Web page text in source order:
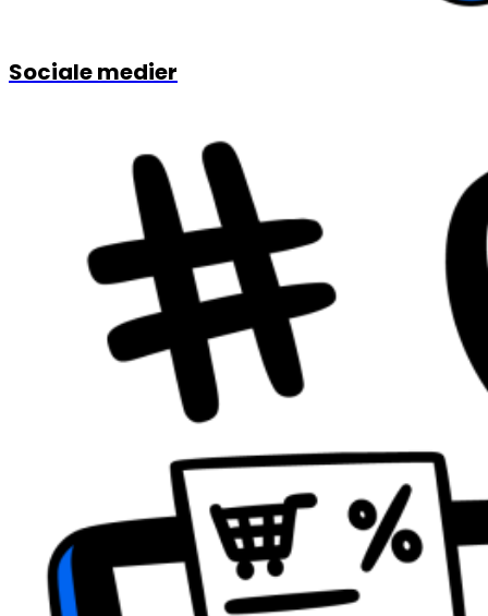
Sociale medier